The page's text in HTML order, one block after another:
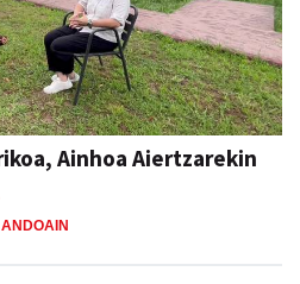
Ainhoa Aiertzarekin
ANDOAIN